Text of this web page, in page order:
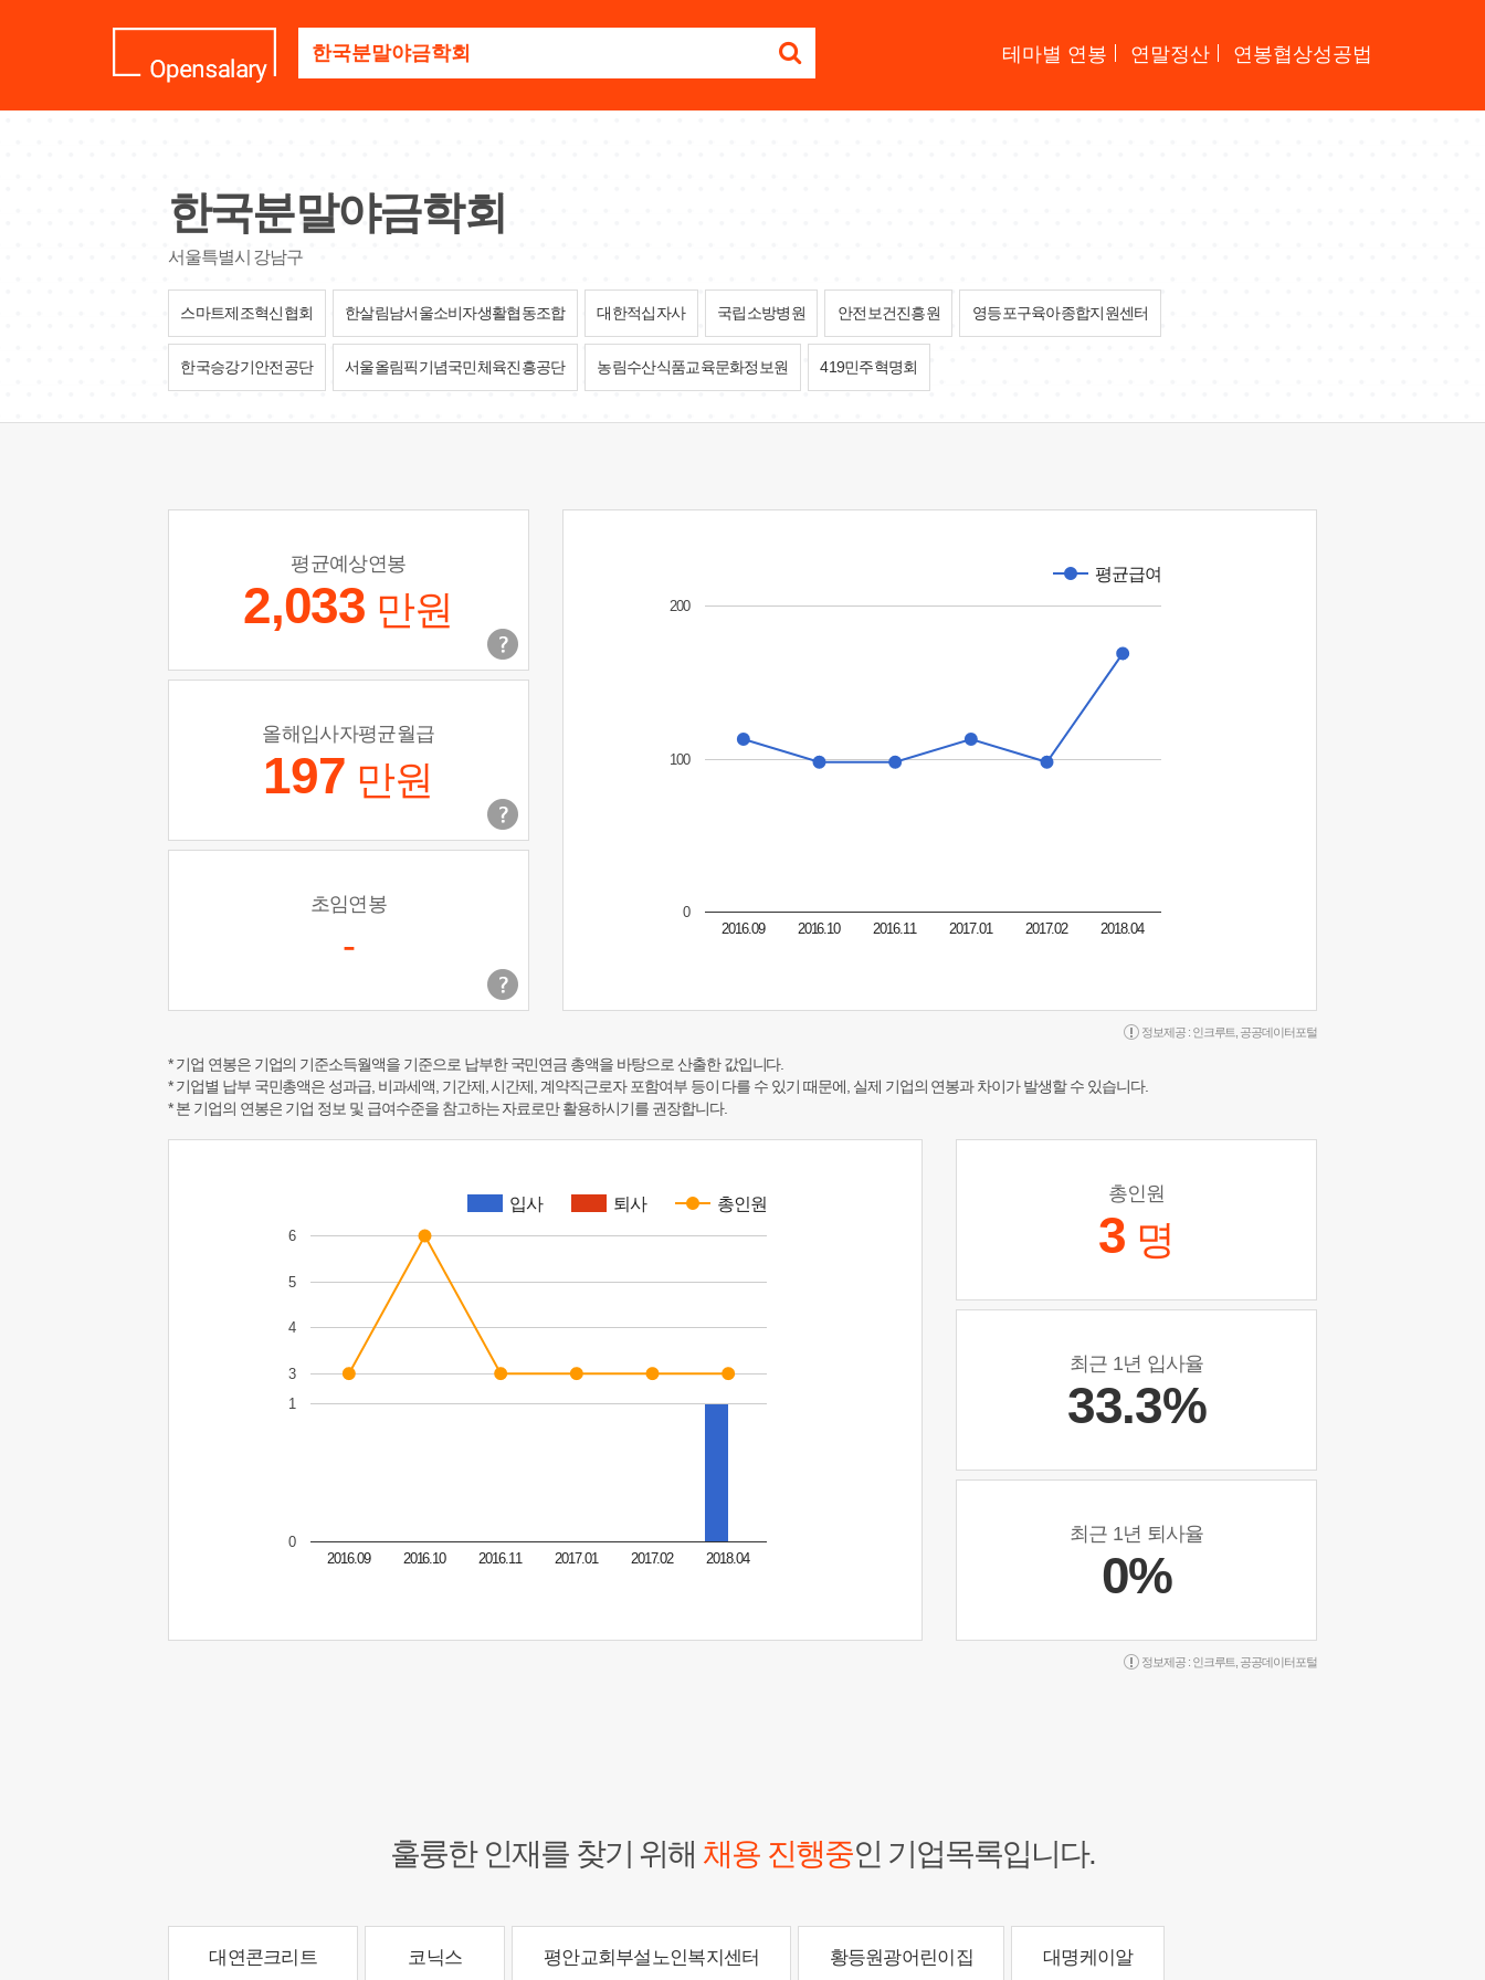
명
세
요
테마별 연봉 연말정산 연봉협상성공법
한국분말야금학회
서울특별시 강남구
스마트제조혁신협회 한살림남서울소비자생활협동조합 대한적십자사 국립소방병원 안전보건진흥원 영등포구육아종합지원센터
한국승강기안전공단 서울올림픽기념국민체육진흥공단 농림수산식품교육문화정보원 419민주혁명회
평균예상연봉
2,033 만원
올해입사자평균월급
197 만원
초임연봉
-
평균급여
2016.09 2016.10 2016.11 2017.01 2017.02 2018.04
0
100
200
정보제공 : 인크루트 공공데이터포털
* 기업 연봉은 기업의 기준소득월액을 기준으로 납부한 국민연금 총액을 바탕으로 산출한 값입니다.
* 기업별 납부 국민총액은 성과급, 비과세액, 기간제, 시간제, 계약직근로자 포함여부 등이 다를 수 있기 때문에, 실제 기업의 연봉과 차이가 발생할 수 있습니다.
* 본 기업의 연봉은 기업 정보 및 급여수준을 참고하는 자료로만 활용하시기를 권장합니다.
입사 퇴사 총인원
2016.09 2016.10 2016.11 2017.01 2017.02 2018.04
0
1
3
4
5
6
총인원
3 명
최근 1년 입사율
33.3%
최근 1년 퇴사율
0%
정보제공 : 인크루트 공공데이터포털
훌륭한 인재를 찾기 위해 채용 진행중인 기업목록입니다.
대연콘크리트 코닉스 평안교회부설노인복지센터 황등원광어린이집 대명케이알